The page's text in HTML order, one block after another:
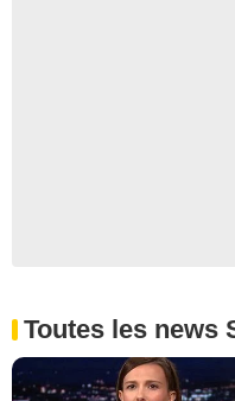
Toutes les news